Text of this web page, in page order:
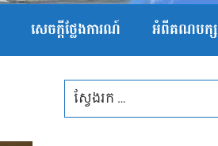
សេចក្ដីថ្លែងការណ៍ អំពីគណបក្ស